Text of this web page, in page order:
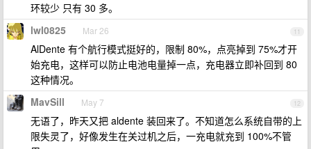
环较少 只有 30 多。
11
lwl0825 Mar 26
AlDente 有个航行模式挺好的，限制 80%，点亮掉到 75%才开
始充电，这样可以防止电池电量掉一点，充电器立即补回到 80
这种情况。
12
MavSill May 7
无语了，昨天又把 aldente 装回来了。不知道怎么系统自带的上
限失灵了，好像发生在关过机之后，一充电就充到 100%不管